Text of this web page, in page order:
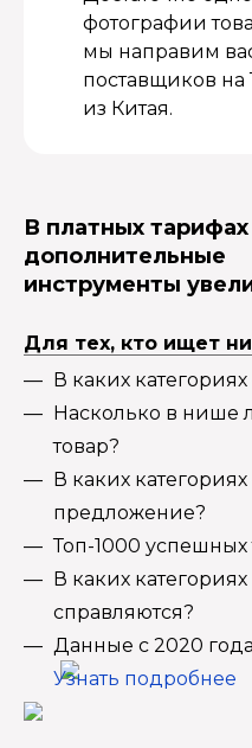
фотографии
мы направим
поставщиков на
из Китая.
В платных
дополнительные
инструменты
Для тех, кто ищет
В каких
Насколько в нише
товар?
В каких
предложение?
Топ-1000 успешных
В каких
справляются?
Данные с 2020 года
Узнать подробнее